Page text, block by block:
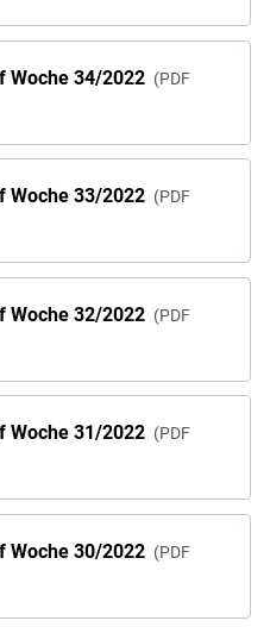
Woche 34/2022
PDF
Woche 33/2022
PDF
Woche 32/2022
PDF
Woche 31/2022
PDF
Woche 30/2022
PDF